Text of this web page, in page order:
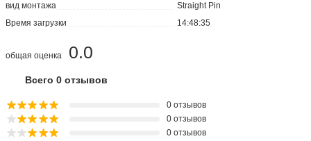
вид монтажа
Straight Pin
Время загрузки
14:48:35
0.0
общая оценка
Всего 0 отзывов
0 отзывов
0 отзывов
0 отзывов